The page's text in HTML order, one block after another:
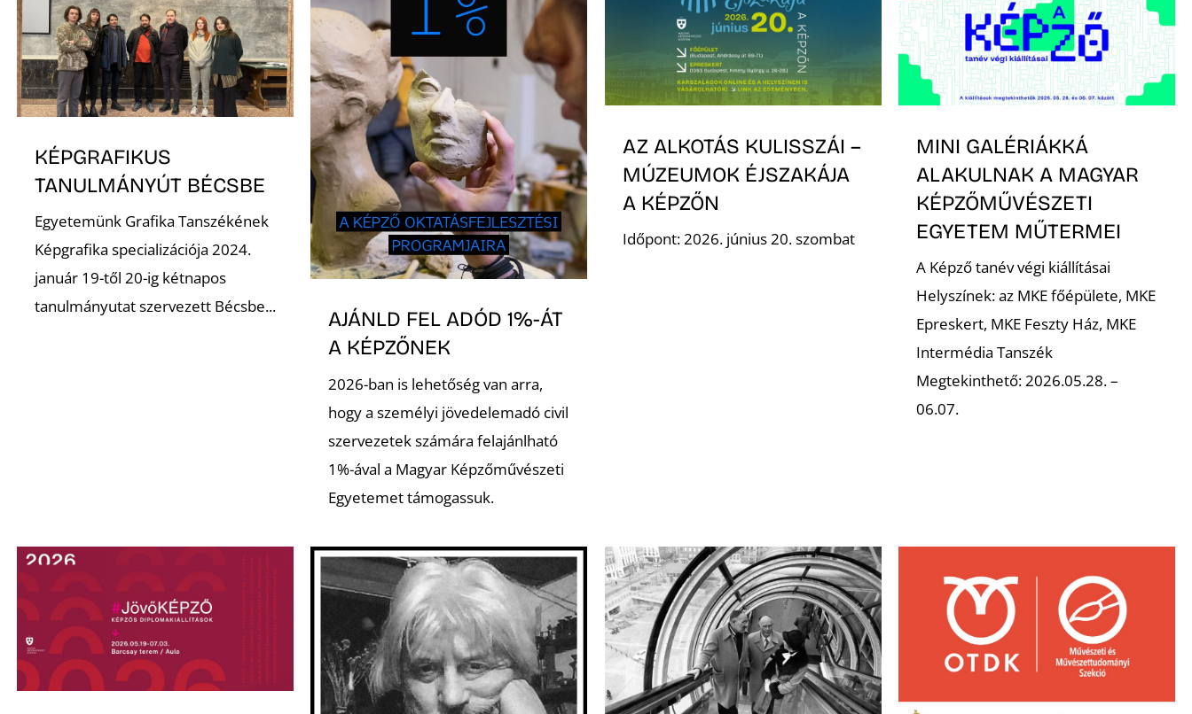
KÉPGRAFIKUS
TANULMÁNYÚT BÉCSBE
Egyetemünk Grafika Tanszékének
Képgrafika specializációja 2024.
január 19-től 20-ig kétnapos
tanulmányutat szervezett Bécsbe...
AJÁNLD FEL ADÓD 1%-ÁT
A KÉPZŐNEK
2026-ban is lehetőség van arra,
hogy a személyi jövedelemadó civil
szervezetek számára felajánlható
1%-ával a Magyar Képzőművészeti
Egyetemet támogassuk.
AZ ALKOTÁS KULISSZÁI –
MÚZEUMOK ÉJSZAKÁJA
A KÉPZŐN
Időpont: 2026. június 20. szombat
MINI GALÉRIÁKKÁ
ALAKULNAK A MAGYAR
KÉPZŐMŰVÉSZETI
EGYETEM MŰTERMEI
A Képző tanév végi kiállításai
Helyszínek: az MKE főépülete, MKE
Epreskert, MKE Feszty Ház, MKE
Intermédia Tanszék
Megtekinthető: 2026.05.28. –
06.07.